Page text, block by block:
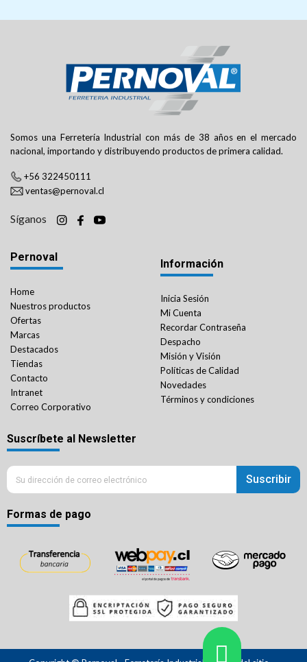
Somos una Ferretería Industrial con más de 38 años en el mercado
nacional, importando y distribuyendo productos de primera calidad.
+56 322450111
ventas@pernoval.cl
Síganos
Pernoval
Home
Nuestros productos
Ofertas
Marcas
Destacados
Tiendas
Contacto
Intranet
Correo Corporativo
Información
Inicia Sesión
Mi Cuenta
Recordar Contraseña
Despacho
Misión y Visión
Políticas de Calidad
Novedades
Términos y condiciones
Suscríbete al Newsletter
Suscribir
Formas de pago